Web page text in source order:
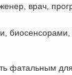
врач,
фатальным